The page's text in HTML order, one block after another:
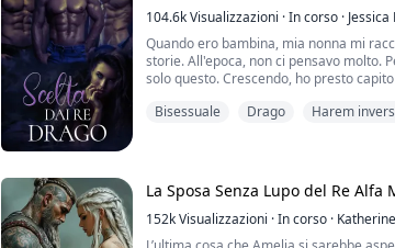
104.6kVisualizzazioni ·In corso · Jessica
Quando ero bambina, mia nonna mi
storie. All'epoca, non ci pensavo molto.
solo questo. Crescendo, ho presto
dei nostri antenati prima che il nostro
realtà.
Mi raccontava storie del Prescelto—colui
salvati tutti. Credevo che quello che
Bisessuale Drago Harem
La Sposa Senza Lupo del Re Alfa
152kVisualizzazioni ·In corso ·